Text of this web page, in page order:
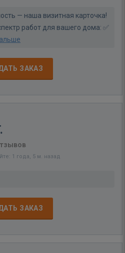
— наша визитная карточка!
работ для вашего дома: ✅
ЗАКАЗ
1 года, 5 м. назад
ЗАКАЗ